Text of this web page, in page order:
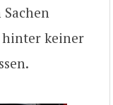
hinter keiner